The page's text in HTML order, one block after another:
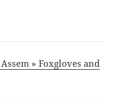
» Foxgloves and